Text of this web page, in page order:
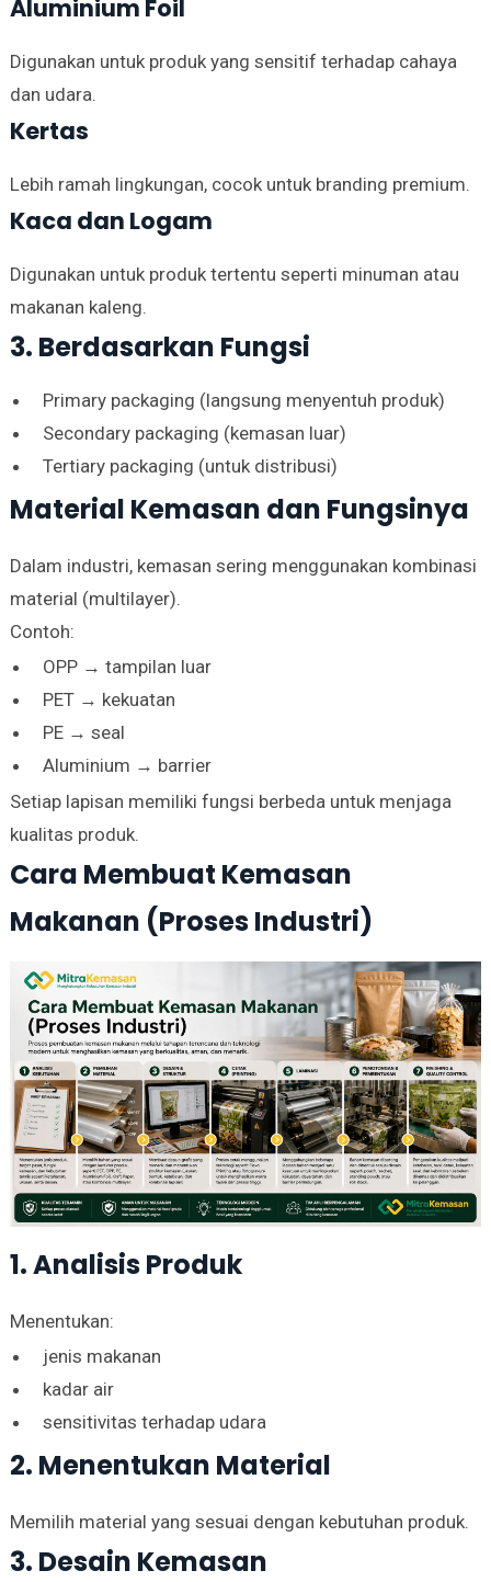
Aluminium Foil
Digunakan untuk produk yang sensitif terhadap cahaya
dan udara.
Kertas
Lebih ramah lingkungan, cocok untuk branding premium.
Kaca dan Logam
Digunakan untuk produk tertentu seperti minuman atau
makanan kaleng.
3. Berdasarkan Fungsi
Primary packaging (langsung menyentuh produk)
Secondary packaging (kemasan luar)
Tertiary packaging (untuk distribusi)
Material Kemasan dan Fungsinya
Dalam industri, kemasan sering menggunakan kombinasi
material (multilayer).
Contoh:
OPP → tampilan luar
PET → kekuatan
PE → seal
Aluminium → barrier
Setiap lapisan memiliki fungsi berbeda untuk menjaga
kualitas produk.
Cara Membuat Kemasan
Makanan (Proses Industri)
1. Analisis Produk
Menentukan:
jenis makanan
kadar air
sensitivitas terhadap udara
2. Menentukan Material
Memilih material yang sesuai dengan kebutuhan produk.
3. Desain Kemasan